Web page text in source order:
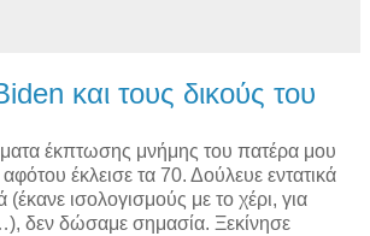
και τους δικούς του
έκπτωσης μνήμης του πατέρα μου
έκλεισε τα 70. Δούλευε εντατικά
(έκανε ισολογισμούς με το χέρι, για
δεν δώσαμε σημασία. Ξεκίνησε